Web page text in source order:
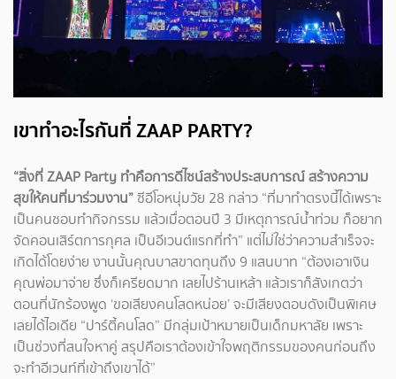
เขาทำอะไรกันที่ ZAAP PARTY?
“สิ่งที่ ZAAP Party ทำคือการดีไซน์สร้างประสบการณ์ สร้างความ
สุขให้คนที่มาร่วมงาน”ซีอีโอหนุ่มวัย 28 กล่าว “ที่มาทำตรงนี้ได้เพราะ
เป็นคนชอบทำกิจกรรม แล้วเมื่อตอนปี 3 มีเหตุการณ์น้ำท่วม ก็อยาก
จัดคอนเสิร์ตการกุศล เป็นอีเวนต์แรกที่ทำ” แต่ไม่ใช่ว่าความสำเร็จจะ
เกิดได้โดยง่าย งานนั้นคุณบาสขาดทุนถึง 9 แสนบาท “ต้องเอาเงิน
คุณพ่อมาจ่าย ซึ่งก็เครียดมาก เลยไปร้านเหล้า แล้วเราก็สังเกตว่า
ตอนที่นักร้องพูด ‘ขอเสียงคนโสดหน่อย’ จะมีเสียงตอบดังเป็นพิเศษ
เลยได้ไอเดีย “ปาร์ตี้คนโสด” มีกลุ่มเป้าหมายเป็นเด็กมหาลัย เพราะ
เป็นช่วงที่สนใจหาคู่ สรุปคือเราต้องเข้าใจพฤติกรรมของคนก่อนถึง
จะทำอีเวนท์ที่เข้าถึงเขาได้”